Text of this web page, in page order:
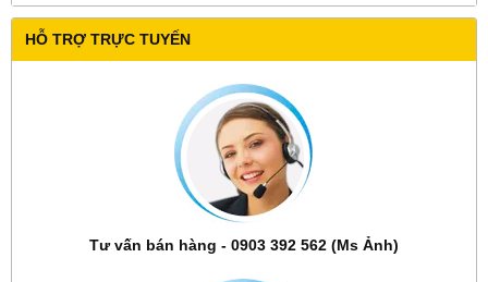
HỖ TRỢ TRỰC TUYẾN
Tư vấn bán hàng - 0903 392 562 (Ms Ảnh)